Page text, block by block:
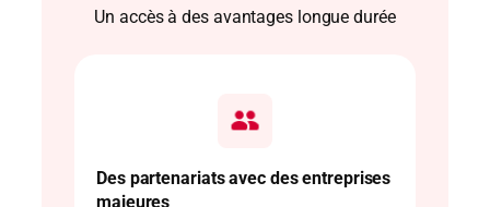
Un accès à des avantages longue durée
Des partenariats avec des entreprises
majeures